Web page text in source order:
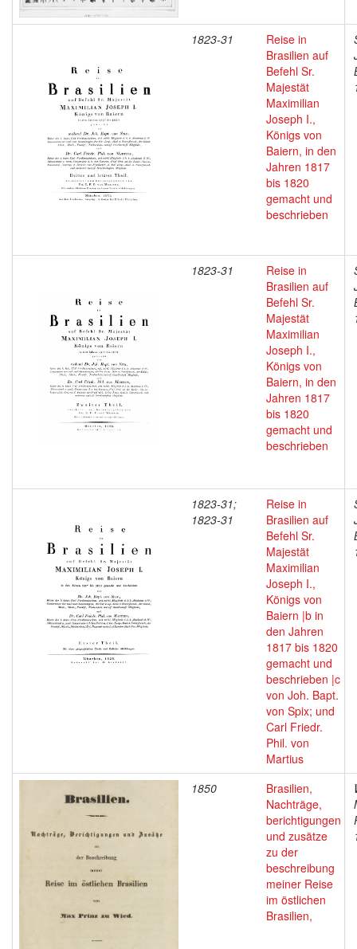
1823-31
Reise in
Brasilien auf
Befehl Sr.
Majestät
Maximilian
Joseph I.,
Königs von
Baiern, in den
Jahren 1817
bis 1820
gemacht und
beschrieben
1823-31
Reise in
Brasilien auf
Befehl Sr.
Majestät
Maximilian
Joseph I.,
Königs von
Baiern, in den
Jahren 1817
bis 1820
gemacht und
beschrieben
1823-31;
1823-31
Reise in
Brasilien auf
Befehl Sr.
Majestät
Maximilian
Joseph I.,
Königs von
Baiern |b in
den Jahren
1817 bis 1820
gemacht und
beschrieben |c
von Joh. Bapt.
von Spix; und
Carl Friedr.
Phil. von
Martius
1850
Brasilien,
Nachträge,
berichtigungen
und zusätze
zu der
beschreibung
meiner Reise
im östlichen
Brasilien,